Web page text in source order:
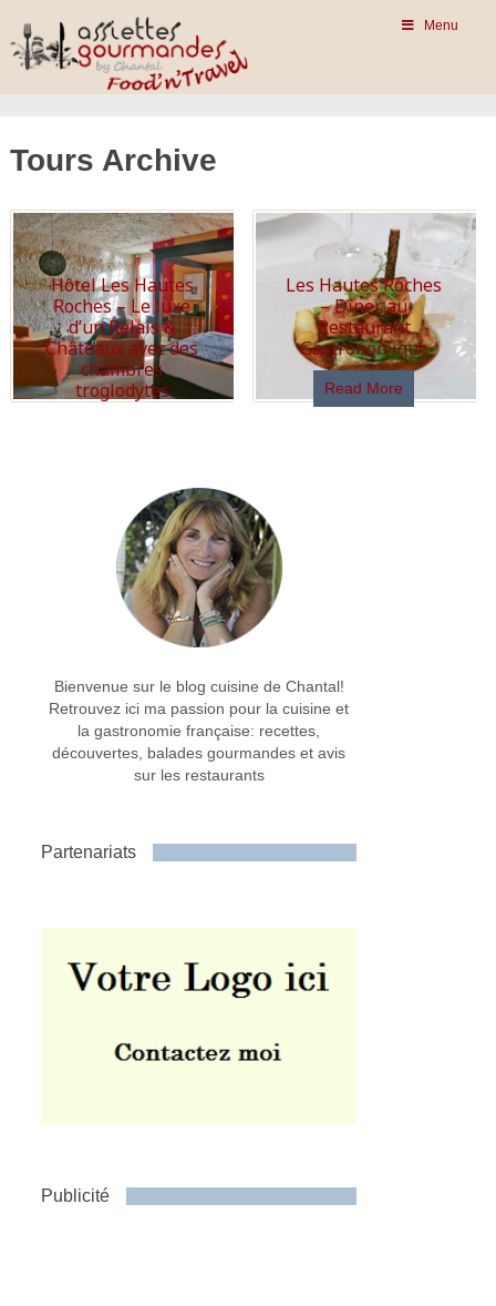
Menu
Tours Archive
Hôtel Les Hautes
Roches – Le luxe
d’un Relais &
Châteaux avec des
chambres
troglodytes
Les Hautes Roches
– Dîner au
Restaurant
Gastronomique
Read More
Bienvenue sur le blog cuisine de Chantal!
Retrouvez ici ma passion pour la cuisine et
la gastronomie française: recettes,
découvertes, balades gourmandes et avis
sur les restaurants
Partenariats
Publicité